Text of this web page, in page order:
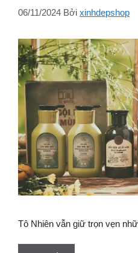
06/11/2024 Bởi xinhdepshop
Tô Nhiên vẫn giữ trọn vẹn